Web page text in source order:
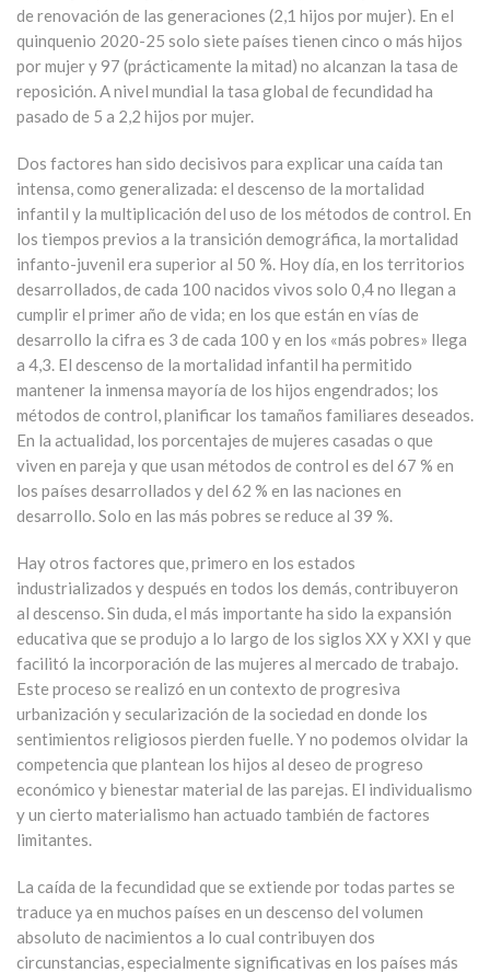
de renovación de las generaciones (2,1 hijos por mujer). En el
quinquenio 2020-25 solo siete países tienen cinco o más hijos
por mujer y 97 (prácticamente la mitad) no alcanzan la tasa de
reposición. A nivel mundial la tasa global de fecundidad ha
pasado de 5 a 2,2 hijos por mujer.
Dos factores han sido decisivos para explicar una caída tan
intensa, como generalizada: el descenso de la mortalidad
infantil y la multiplicación del uso de los métodos de control. En
los tiempos previos a la transición demográfica, la mortalidad
infanto-juvenil era superior al 50 %. Hoy día, en los territorios
desarrollados, de cada 100 nacidos vivos solo 0,4 no llegan a
cumplir el primer año de vida; en los que están en vías de
desarrollo la cifra es 3 de cada 100 y en los «más pobres» llega
a 4,3. El descenso de la mortalidad infantil ha permitido
mantener la inmensa mayoría de los hijos engendrados; los
métodos de control, planificar los tamaños familiares deseados.
En la actualidad, los porcentajes de mujeres casadas o que
viven en pareja y que usan métodos de control es del 67 % en
los países desarrollados y del 62 % en las naciones en
desarrollo. Solo en las más pobres se reduce al 39 %.
Hay otros factores que, primero en los estados
industrializados y después en todos los demás, contribuyeron
al descenso. Sin duda, el más importante ha sido la expansión
educativa que se produjo a lo largo de los siglos XX y XXI y que
facilitó la incorporación de las mujeres al mercado de trabajo.
Este proceso se realizó en un contexto de progresiva
urbanización y secularización de la sociedad en donde los
sentimientos religiosos pierden fuelle. Y no podemos olvidar la
competencia que plantean los hijos al deseo de progreso
económico y bienestar material de las parejas. El individualismo
y un cierto materialismo han actuado también de factores
limitantes.
La caída de la fecundidad que se extiende por todas partes se
traduce ya en muchos países en un descenso del volumen
absoluto de nacimientos a lo cual contribuyen dos
circunstancias, especialmente significativas en los países más